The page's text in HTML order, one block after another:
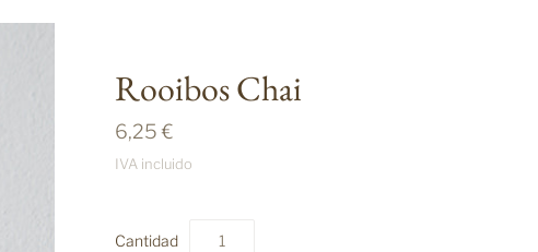
Rooibos Chai
6,25 €
IVA incluido
Cantidad